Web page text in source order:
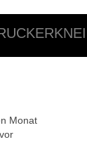
Monat